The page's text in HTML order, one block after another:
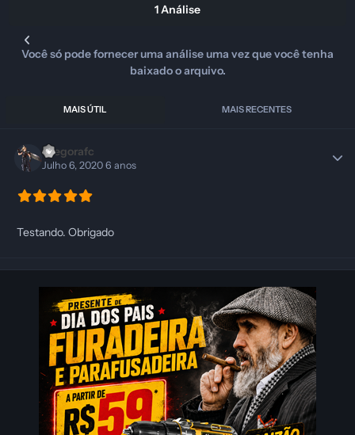
1 Análise
Você só pode fornecer uma análise uma vez que você tenha
baixado o arquivo.
MAIS ÚTIL MAIS RECENTES
Diegorafc
Julho 6, 20206 anos
Testando. Obrigado